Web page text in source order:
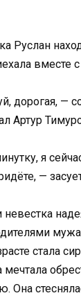
Руслан
вместе
дорогая, —
Артур
я
—
стала